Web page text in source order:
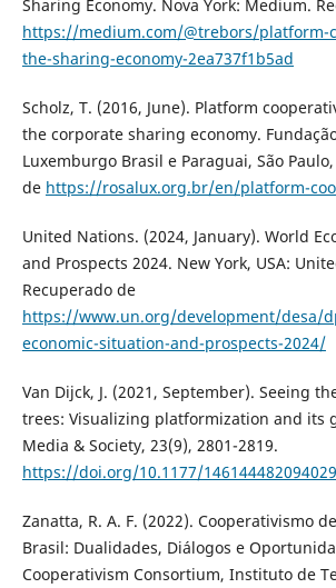
Sharing Economy. Nova York: Medium.
https://medium.com/@trebors/platform-
the-sharing-economy-2ea737f1b5ad
Scholz, T. (2016, June). Platform
the corporate sharing economy.
Luxemburgo Brasil e Paraguai, São
de https://rosalux.org.br/en/platform-
United Nations. (2024, January). World
and Prospects 2024. New York, USA:
Recuperado de
https://www.un.org/development/desa/
economic-situation-and-prospects-2024/
Van Dijck, J. (2021, September). Seeing
trees: Visualizing platformization and its
Media & Society, 23(9), 2801-2819.
https://doi.org/10.1177/
Zanatta, R. A. F. (2022). Cooperativismo
Brasil: Dualidades, Diálogos e
Cooperativism Consortium, Instituto de